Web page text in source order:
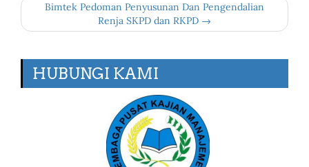
Bimtek Pedoman Penyusunan Dan Pengendalian
Renja SKPD dan RKPD →
HUBUNGI KAMI